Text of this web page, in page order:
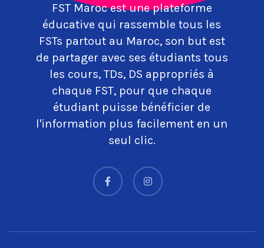
FST Maroc est une plateforme
éducative qui rassemble tous les
FSTs partout au Maroc, son but est
de partager avec ses étudiants tous
les cours, TDs, DS appropriés à
chaque FST, pour que chaque
étudiant puisse bénéficier de
l'information plus facilement en un
seul clic.